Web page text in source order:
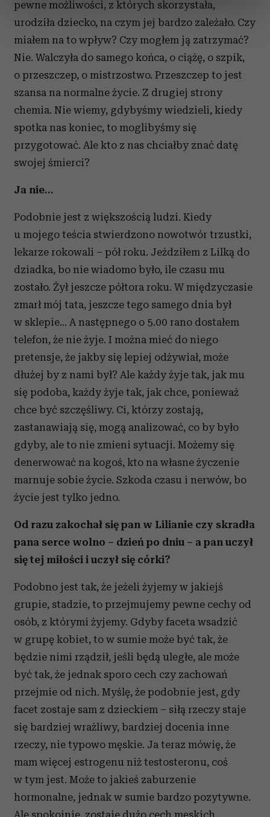
sekcji szczegółów
. W Deklaracji plików cookie możesz
zmienić lub wycofać swoją zgodę w dowolnej chwili.
Wykorzystujemy pliki cookie do spersonalizowania treści
i reklam, aby oferować funkcje społecznościowe i
korzystasz z naszej witryny, udostępniamy partnerom
społecznościowym, reklamowym i analitycznym.
Partnerzy mogą połączyć te informacje z innymi danymi
otrzymanymi od Ciebie lub uzyskanymi podczas
korzystania z ich usług.
pewne możliwości, z których skorzystała,
urodziła dziecko, na czym jej bardzo zależało. Czy
miałem na to wpływ? Czy mogłem ją zatrzymać?
Nie. Walczyła do samego końca, o ciążę, o szpik,
o przeszczep, o mistrzostwo. Przeszczep to jest
szansa na normalne życie. Z drugiej strony
chemia. Nie wiemy, gdybyśmy wiedzieli, kiedy
spotka nas koniec, to moglibyśmy się
przygotować. Ale kto z nas chciałby znać datę
swojej śmierci?
Ja nie…
Podobnie jest z większością ludzi. Kiedy
u mojego teścia stwierdzono nowotwór trzustki,
lekarze rokowali – pół roku. Jeździłem z Lilką do
dziadka, bo nie wiadomo było, ile czasu mu
zostało. Żył jeszcze półtora roku. W międzyczasie
zmarł mój tata, jeszcze tego samego dnia był
w sklepie… A następnego o 5.00 rano dostałem
telefon, że nie żyje. I można mieć do niego
pretensje, że jakby się lepiej odżywiał, może
dłużej by z nami był? Ale każdy żyje tak, jak mu
się podoba, każdy żyje tak, jak chce, ponieważ
chce być szczęśliwy. Ci, którzy zostają,
zastanawiają się, mogą analizować, co by było
gdyby, ale to nie zmieni sytuacji. Możemy się
denerwować na kogoś, kto na własne życzenie
marnuje sobie życie. Szkoda czasu i nerwów, bo
życie jest tylko jedno.
Od razu zakochał się pan w Lilianie czy skradła
pana serce wolno – dzień po dniu – a pan uczył
się tej miłości i uczył się córki?
Podobno jest tak, że jeżeli żyjemy w jakiejś
grupie, stadzie, to przejmujemy pewne cechy od
osób, z którymi żyjemy. Gdyby faceta wsadzić
w grupę kobiet, to w sumie może być tak, że
będzie nimi rządził, jeśli będą uległe, ale może
być tak, że jednak sporo cech czy zachowań
przejmie od nich. Myślę, że podobnie jest, gdy
facet zostaje sam z dzieckiem – siłą rzeczy staje
się bardziej wrażliwy, bardziej docenia inne
rzeczy, nie typowo męskie. Ja teraz mówię, że
mam więcej estrogenu niż testosteronu, coś
w tym jest. Może to jakieś zaburzenie
hormonalne, jednak w sumie bardzo pozytywne.